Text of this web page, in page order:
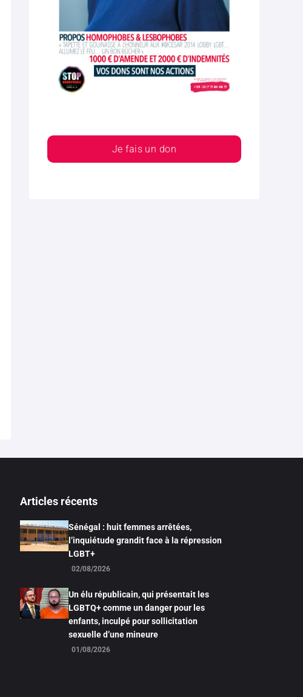
Je fais un don
Articles récents
Sénégal : huit femmes arrêtées,
l’inquiétude grandit face à la répression
LGBT+
02/08/2026
Un élu républicain, qui présentait les
LGBTQ+ comme un danger pour les
enfants, inculpé pour sollicitation
sexuelle d’une mineure
01/08/2026